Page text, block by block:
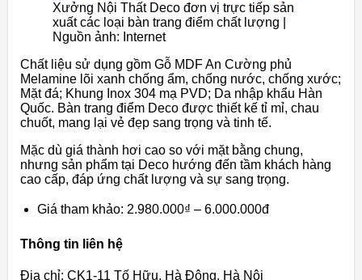
Xưởng Nội Thất Deco đơn vị trực tiếp sản
xuất các loại bàn trang điểm chất lượng |
Nguồn ảnh: Internet
Chất liệu sử dụng gồm Gỗ MDF An Cường phủ
Melamine lõi xanh chống ẩm, chống nước, chống xước;
Mặt đá; Khung Inox 304 mạ PVD; Da nhập khẩu Hàn
Quốc. Bàn trang điểm Deco được thiết kế tỉ mỉ, chau
chuốt, mang lại vẻ đẹp sang trọng và tinh tế.
Mặc dù giá thành hơi cao so với mặt bằng chung,
nhưng sản phẩm tại Deco hướng đến tầm khách hàng
cao cấp, đáp ứng chất lượng và sự sang trọng.
Giá tham khảo: 2.980.000₫ – 6.000.000đ
Thông tin liên hệ
Địa chỉ: CK1-11 Tố Hữu, Hà Đông, Hà Nội